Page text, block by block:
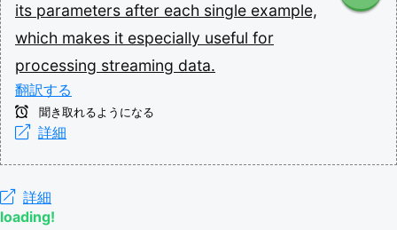
its parameters after each single example,
which makes it especially useful for
processing streaming data.
翻訳する
聞き取れるようになる
詳細
詳細
loading!